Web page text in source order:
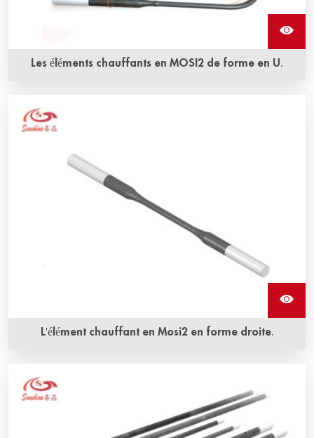
Les éléments chauffants en MOSI2 de forme en U.
utilisé dans un four électrique pour des températures
L'élément chauffant en Mosi2 en forme droite.
corrosion et à l'oxydation sont les avantages les plus
évidents de l'élément chauffant en Mosi2 en forme droite
de Sunshine.